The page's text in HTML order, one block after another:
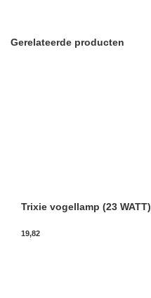
Gerelateerde producten
Trixie vogellamp (23 WATT)
19,82